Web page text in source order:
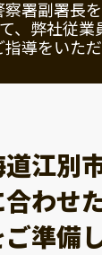
署副署長
、弊社従
導をいただ
江別
わせ
ご準備